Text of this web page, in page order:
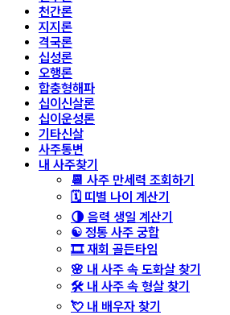
천간론
지지론
격국론
십성론
오행론
합충형해파
십이신살론
십이운성론
기타신살
사주통변
내 사주찾기
📆 사주 만세력 조회하기
🗓️ 띠별 나이 계산기
🌗 음력 생일 계산기
☯️ 정통 사주 궁합
🎞️ 재회 골든타임
🌸 내 사주 속 도화살 찾기
🛠️ 내 사주 속 형살 찾기
💘 내 배우자 찾기